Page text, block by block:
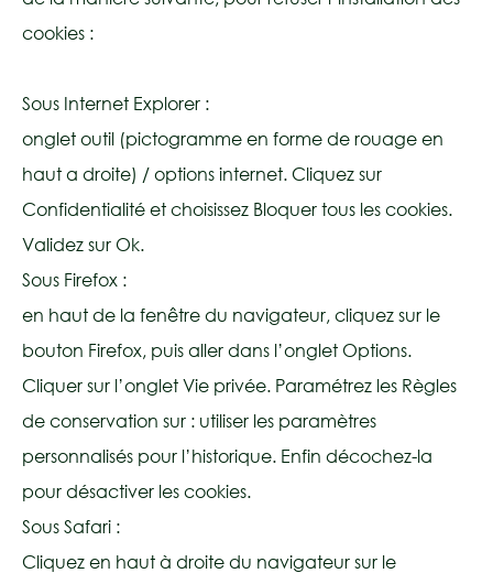
cookies :
Sous Internet Explorer :
onglet outil (pictogramme en forme de rouage en
haut a droite) / options internet. Cliquez sur
Confidentialité et choisissez Bloquer tous les cookies.
Validez sur Ok.
Sous Firefox :
en haut de la fenêtre du navigateur, cliquez sur le
bouton Firefox, puis aller dans l’onglet Options.
Cliquer sur l’onglet Vie privée. Paramétrez les Règles
de conservation sur : utiliser les paramètres
personnalisés pour l’historique. Enfin décochez-la
pour désactiver les cookies.
Sous Safari :
Cliquez en haut à droite du navigateur sur le